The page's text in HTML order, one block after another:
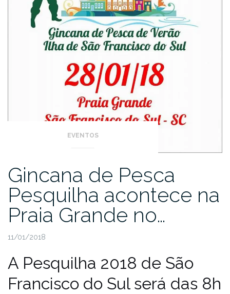
EVENTOS
Gincana de Pesca
Pesquilha acontece na
Praia Grande no…
11/01/2018
A Pesquilha 2018 de São
Francisco do Sul será das 8h